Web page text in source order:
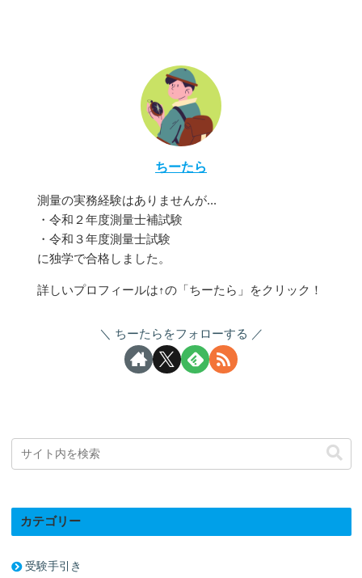
ちーたら
測量の実務経験はありませんが...
・令和２年度測量士補試験
・令和３年度測量士試験
に独学で合格しました。
詳しいプロフィールは↑の「ちーたら」をクリック！
ちーたらをフォローする
カテゴリー
受験手引き